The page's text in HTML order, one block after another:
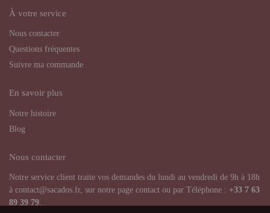
À votre service
Nous contacter
Questions fréquentes
Suivre ma commande
En savoir plus
Notre histoire
Blog
Nous contacter
Notre service client traite vos demandes du lundi au vendredi de 9h à 18h
à contact@sacados.fr, sur notre page contact ou par Téléphone : +33 7 63
89 39 79.